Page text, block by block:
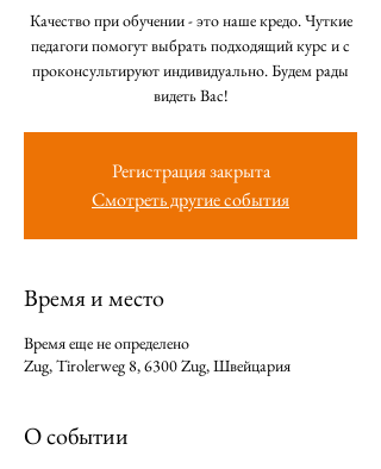
Качество при обучении - это наше кредо. Чуткие
педагоги помогут выбрать подходящий курс и с
проконсультируют индивидуально. Будем рады
видеть Вас!
Регистрация закрыта
Смотреть другие события
Время и место
Время еще не определено
Zug, Tirolerweg 8, 6300 Zug, Швейцария
О событии